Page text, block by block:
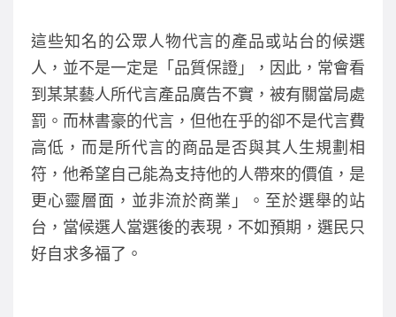
這些知名的公眾人物代言的產品或站台的候選
人，並不是一定是「品質保證」，因此，常會看
到某某藝人所代言產品廣告不實，被有關當局處
罰。而林書豪的代言，但他在乎的卻不是代言費
高低，而是所代言的商品是否與其人生規劃相
符，他希望自己能為支持他的人帶來的價值，是
更心靈層面，並非流於商業」。至於選舉的站
台，當候選人當選後的表現，不如預期，選民只
好自求多福了。